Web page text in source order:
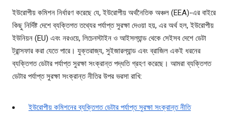
ইউরোপীয় কমিশন নির্ধারণ করেছে যে, ইউরোপীয় অর্থনৈতিক অঞ্চল (EEA)-এর বাইরে
কিছু নির্দিষ্ট দেশে ব্যক্তিগত তথ্যের পর্যাপ্ত সুরক্ষা দেওয়া হয়, এর অর্থ হল, ইউরোপীয়
ইউনিয়ন (EU) এবং নরওয়ে, লিচেনস্টাইন ও আইসল্যান্ড থেকে সেইসব দেশে ডেটা
ট্রান্সফার করা যেতে পারে। যুক্তরাজ্য, সুইজারল্যান্ড এবং ব্রাজিল একই ধরনের
ব্যক্তিগত ডেটার পর্যাপ্ত সুরক্ষা সংক্রান্ত পদ্ধতি গ্রহণ করেছে। আমরা ব্যক্তিগত
ডেটার পর্যাপ্ত সুরক্ষা সংক্রান্ত নীতির উপর ভরসা রাখি:
ইউরোপীয় কমিশনের ব্যক্তিগত ডেটার পর্যাপ্ত সুরক্ষা সংক্রান্ত নীতি